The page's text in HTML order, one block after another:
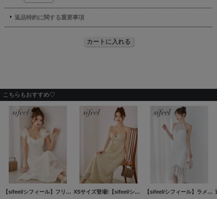
こちらもおすすめ♡
【sifeel/シフィール】フリルショルダーミディアムワンピースドレス/キャバドレス【S-Lサイズ/1カラー】[OF03] 【YN】dzqvLD XSサイズ登場!【sifeel/シフィール】フラワーレースフレアミディアムワンピース/キャバドレス【S-Lサイズ/1カラー】[OF01]【SB】dzwLD 【sifeel/シフィール】ラメチュールアメスリマーメイドミディアムドレス/キャバドレス【S-Lサイズ/1カラー】[OF03] 【YN】dzqvFV